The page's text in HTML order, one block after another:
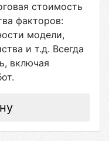
стоимость
факторов:
модели,
и т.д. Всегда
включая